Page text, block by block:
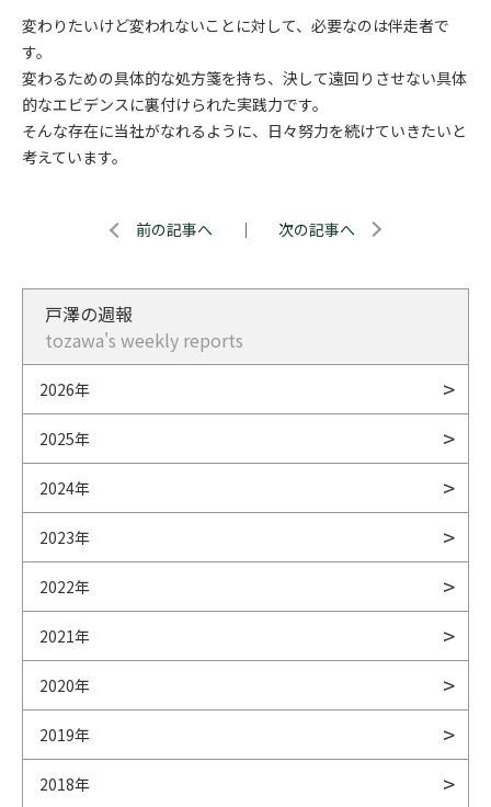
変わりたいけど変われないことに対して、必要なのは伴走者で
す。
変わるための具体的な処方箋を持ち、決して遠回りさせない具体
的なエビデンスに裏付けられた実践力です。
そんな存在に当社がなれるように、日々努力を続けていきたいと
考えています。
前の記事へ ｜ 次の記事へ
戸澤の週報
tozawa's weekly reports
2026年
2025年
2024年
2023年
2022年
2021年
2020年
2019年
2018年